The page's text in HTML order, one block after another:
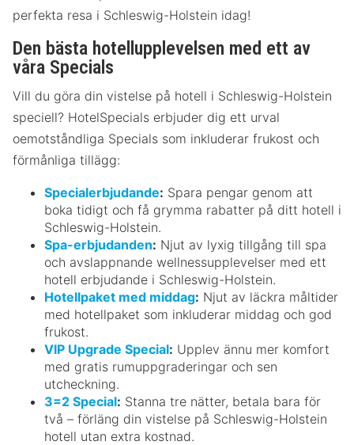
perfekta resa i Schleswig-Holstein idag!
Den bästa hotellupplevelsen med ett av
våra Specials
Vill du göra din vistelse på hotell i Schleswig-Holstein
speciell? HotelSpecials erbjuder dig ett urval
oemotståndliga Specials som inkluderar frukost och
förmånliga tillägg:
Specialerbjudande: Spara pengar genom att
boka tidigt och få grymma rabatter på ditt hotell i
Schleswig-Holstein.
Spa-erbjudanden: Njut av lyxig tillgång till spa
och avslappnande wellnessupplevelser med ett
hotell erbjudande i Schleswig-Holstein.
Hotellpaket med middag: Njut av läckra måltider
med hotellpaket som inkluderar middag och god
frukost.
VIP Upgrade Special: Upplev ännu mer komfort
med gratis rumuppgraderingar och sen
utcheckning.
3=2 Special: Stanna tre nätter, betala bara för
två – förläng din vistelse på Schleswig-Holstein
hotell utan extra kostnad.